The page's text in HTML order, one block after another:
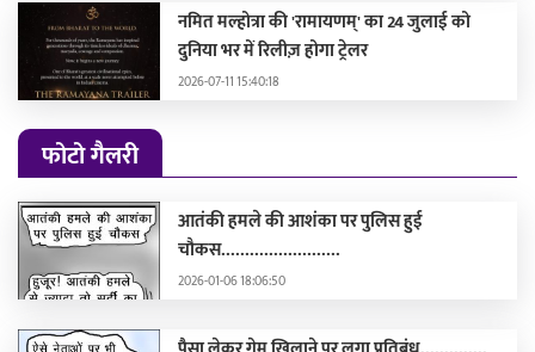
नमित मल्होत्रा की 'रामायणम्' का 24 जुलाई को
दुनिया भर में रिलीज़ होगा ट्रेलर
2026-07-11 15:40:18
फोटो गैलरी
आतंकी हमले की आशंका पर पुलिस हुई
चौकस.........................
2026-01-06 18:06:50